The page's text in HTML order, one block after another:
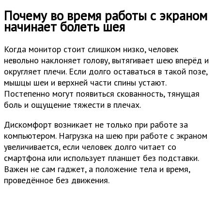
Почему во время работы с экраном
начинает болеть шея
Когда монитор стоит слишком низко, человек
невольно наклоняет голову, вытягивает шею вперёд и
округляет плечи. Если долго оставаться в такой позе,
мышцы шеи и верхней части спины устают.
Постепенно могут появиться скованность, тянущая
боль и ощущение тяжести в плечах.
Дискомфорт возникает не только при работе за
компьютером. Нагрузка на шею при работе с экраном
увеличивается, если человек долго читает со
смартфона или использует планшет без подставки.
Важен не сам гаджет, а положение тела и время,
проведённое без движения.